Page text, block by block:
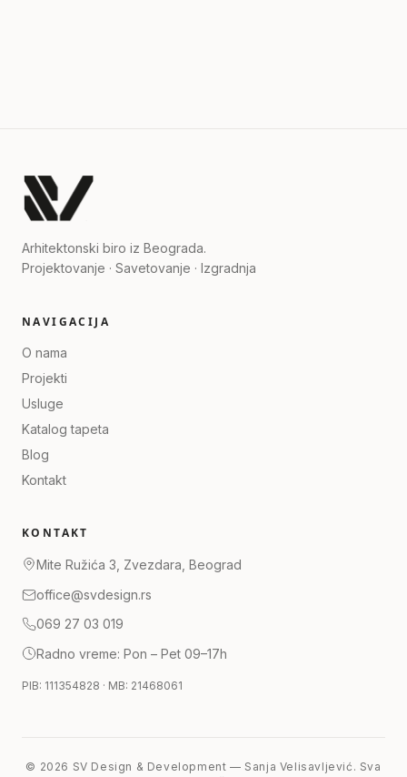
Arhitektonski biro iz Beograda.
Projektovanje · Savetovanje · Izgradnja
NAVIGACIJA
O nama
Projekti
Usluge
Katalog tapeta
Blog
Kontakt
KONTAKT
Mite Ružića 3, Zvezdara, Beograd
office@svdesign.rs
069 27 03 019
Radno vreme: Pon – Pet 09–17h
PIB: 111354828 · MB: 21468061
© 2026 SV Design & Development — Sanja Velisavljević. Sva